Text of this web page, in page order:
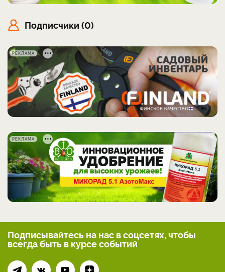
Подписчики (0)
РЕКЛАМА
РЕКЛАМА
Подписывайтесь на нас в соцсетях, чтобы
всегдабыть в курсе событий